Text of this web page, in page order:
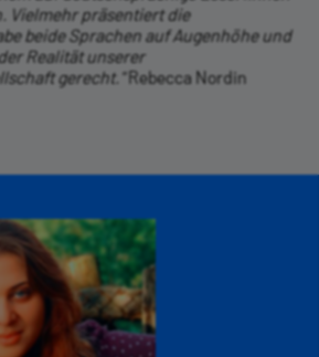
Vielmehr präsentiert die
beide Sprachen auf Augenhöhe und
Realität unserer
gerecht."Rebecca Nordin